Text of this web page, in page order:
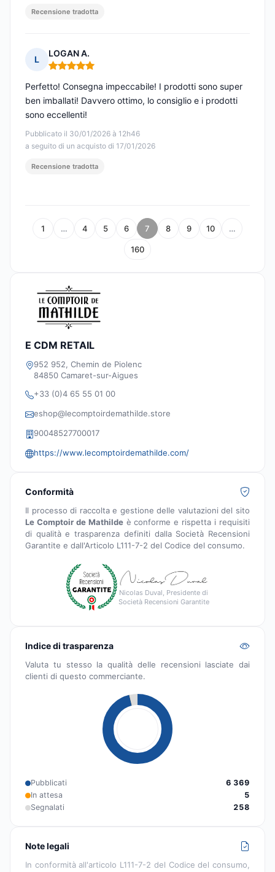
Recensione tradotta
L
LOGAN A.
Nota: 5 su 5
Pubblicato il 30/01/2026 à 12h46
a seguito di un acquisto di 17/01/2026
Perfetto! Consegna impeccabile! I prodotti sono super
ben imballati! Davvero ottimo, lo consiglio e i prodotti
sono eccellenti!
Recensione tradotta
1 … 4 5 6 7 8 9 10 …
160
E CDM RETAIL
952 952, Chemin de Piolenc
84850 Camaret-sur-Aigues
+33 (0)4 65 55 01 00
eshop@lecomptoirdemathilde.store
90048527700017
https://www.lecomptoirdemathilde.com/
Conformità
Il processo di raccolta e gestione delle valutazioni del sito
Le Comptoir de Mathildeè conforme e rispetta i requisiti
di qualità e trasparenza definiti dalla Società Recensioni
Garantite e dall'Articolo L111-7-2 del Codice del consumo.
Nicolas Duval, Presidente di
Società Recensioni Garantite
Indice di trasparenza
Valuta tu stesso la qualità delle recensioni lasciate dai
clienti di questo commerciante.
Pubblicati
6 369
In attesa
5
Segnalati
258
Note legali
In conformità all'articolo L111-7-2 del Codice del consumo,